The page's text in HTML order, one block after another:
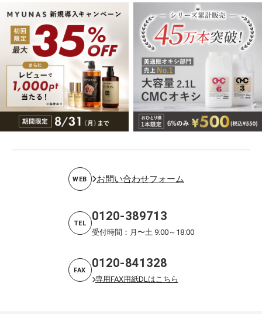
WEB お問い合わせフォーム
TEL 0120-389713
受付時間：月〜土 9:00～18:00
FAX 0120-841328
専用FAX用紙DLはこちら